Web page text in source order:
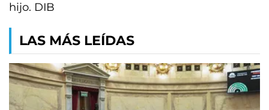
hijo. DIB
LAS MÁS LEÍDAS